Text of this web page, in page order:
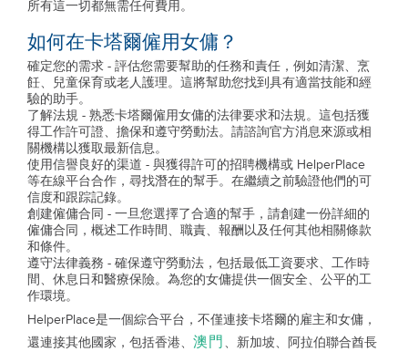
所有這一切都無需任何費用。
如何在卡塔爾僱用女傭？
確定您的需求 - 評估您需要幫助的任務和責任，例如清潔、烹
飪、兒童保育或老人護理。這將幫助您找到具有適當技能和經
驗的助手。
了解法規 - 熟悉卡塔爾僱用女傭的法律要求和法規。這包括獲
得工作許可證、擔保和遵守勞動法。請諮詢官方消息來源或相
關機構以獲取最新信息。
使用信譽良好的渠道 - 與獲得許可的招聘機構或 HelperPlace
等在線平台合作，尋找潛在的幫手。在繼續之前驗證他們的可
信度和跟踪記錄。
創建僱傭合同 - 一旦您選擇了合適的幫手，請創建一份詳細的
僱傭合同，概述工作時間、職責、報酬以及任何其他相關條款
和條件。
遵守法律義務 - 確保遵守勞動法，包括最低工資要求、工作時
間、休息日和醫療保險。為您的女傭提供一個安全、公平的工
作環境。
HelperPlace是一個綜合平台，不僅連接卡塔爾的雇主和女傭，
還連接其他國家，包括香港、 澳門 、新加坡、阿拉伯聯合酋長